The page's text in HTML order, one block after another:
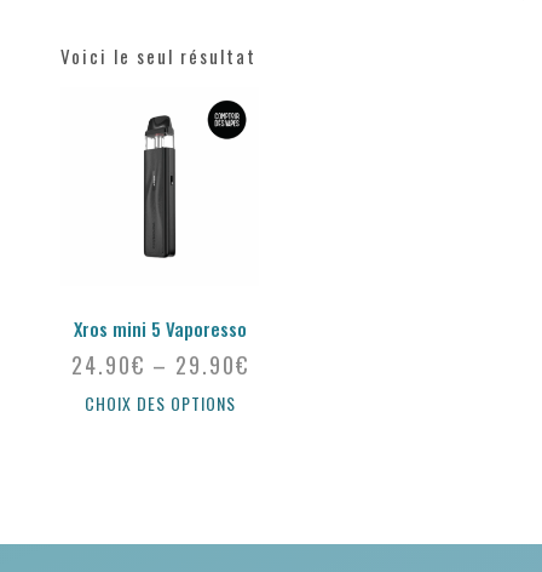
Voici le seul résultat
Xros mini 5 Vaporesso
24.90€ – 29.90€
CHOIX DES OPTIONS